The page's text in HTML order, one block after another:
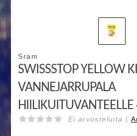
Sram
SWISSSTOP YELLOW
VANNEJARRUPALA
HIILIKUITUVANTEELLE
Ei arvosteluita |